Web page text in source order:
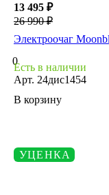
13 495 ₽
26 990 ₽
Электроочаг
0
Есть в наличии
Арт. 24дис1454
В корзину
УЦЕНКА